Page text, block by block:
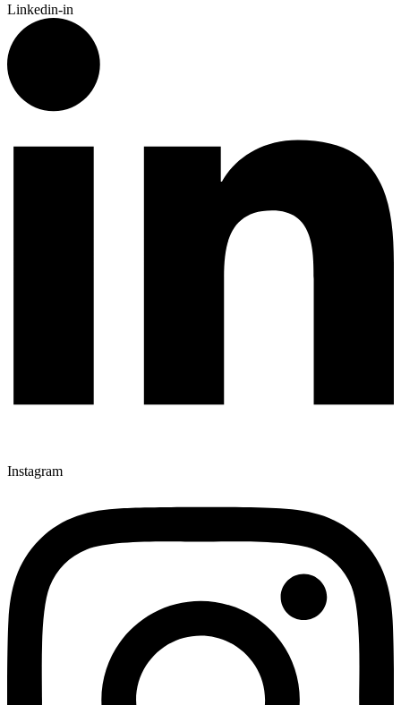
Linkedin-in
Instagram